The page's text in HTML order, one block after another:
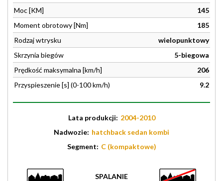
Moc [KM]
145
Moment obrotowy [Nm]
185
Rodzaj wtrysku
wielopunktowy
Skrzynia biegów
5-biegowa
Prędkość maksymalna [km/h]
206
Przyspieszenie [s] (0-100 km/h)
9.2
Lata produkcji: 2004-2010
Nadwozie: hatchback sedan kombi
Segment: C (kompaktowe)
SPALANIE